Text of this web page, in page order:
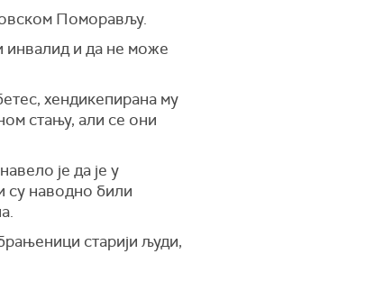
Поморављу.
инвалид и да не може
хендикепирана му
стању, али се они
је да је у
су наводно били
старији људи,